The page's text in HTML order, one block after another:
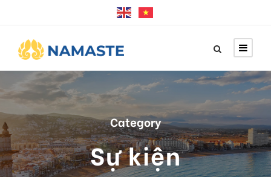
Category
Sự kiện